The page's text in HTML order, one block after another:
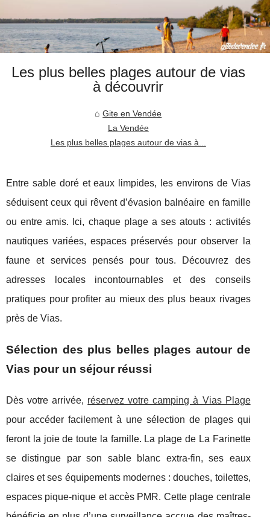
Les plus belles plages autour de vias
à découvrir
Gite en Vendée
La Vendée
Les plus belles plages autour de vias à...
Entre sable doré et eaux limpides, les environs de Vias
séduisent ceux qui rêvent d’évasion balnéaire en famille
ou entre amis. Ici, chaque plage a ses atouts : activités
nautiques variées, espaces préservés pour observer la
faune et services pensés pour tous. Découvrez des
adresses locales incontournables et des conseils
pratiques pour profiter au mieux des plus beaux rivages
près de Vias.
Sélection des plus belles plages autour de
Vias pour un séjour réussi
Dès votre arrivée, réservez votre camping à Vias Plage
pour accéder facilement à une sélection de plages qui
feront la joie de toute la famille. La plagede La Farinette
se distingue par son sable blanc extra-fin, ses eaux
claires et ses équipements modernes : douches, toilettes,
espaces pique-nique et accès PMR. Cette plage centrale